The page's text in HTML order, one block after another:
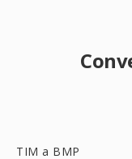
TIM a BMP